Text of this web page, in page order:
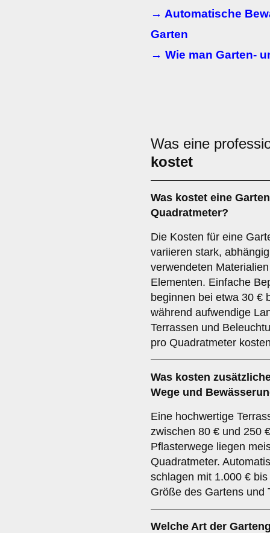
→ Automatische
Garten
→ Wie man Garten-
Was eine
kostet
Was kostet eine
Quadratmeter?
Die Kosten für eine
variieren stark,
verwendeten
Elementen. Einfache
beginnen bei etwa 30 €
während aufwendige
Terrassen und
pro Quadratmeter
Was kosten
Wege und
Eine hochwertige
zwischen 80 € und 250
Pflasterwege liegen
Quadratmeter.
schlagen mit 1.000 €
Größe des Gartens und
Welche Art der